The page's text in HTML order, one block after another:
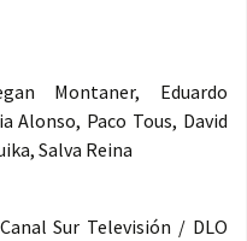
Montaner, Eduardo
Alonso, Paco Tous, David
Salva Reina
Sur Televisión / DLO